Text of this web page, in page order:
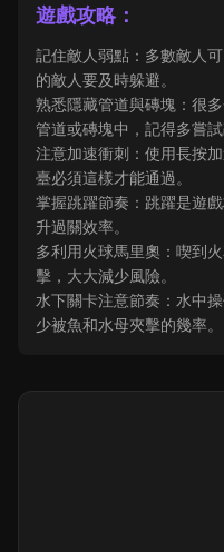
遊戲攻略：
記住敵人弱點：多數敵人
的敵人要及時躲避。
熟悉隱藏管道與磚塊：很
管道或磚塊中，記得多嘗試
注意加速衝刺：使用長按
臺必須這樣才能通過。
掌握跳躍節奏：跳躍是遊
升過關效率。
多利用火球馬里奧：喫到
擊，大大減少風險。
水下關卡注意節奏：水中
少被魚和水母夾擊的幾率。